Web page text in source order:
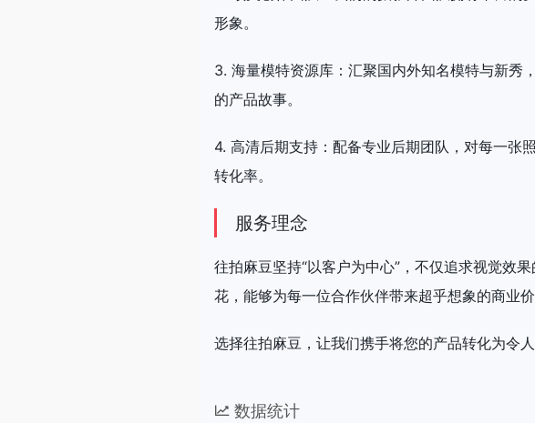
形象。
3. 海量模特资源库：汇聚国内外知名模特与新秀
的产品故事。
4. 高清后期支持：配备专业后期团队，对每一张
转化率。
服务理念
往拍麻豆坚持“以客户为中心”，不仅追求视觉效
花，能够为每一位合作伙伴带来超乎想象的商业价
选择往拍麻豆，让我们携手将您的产品转化为令
数据统计